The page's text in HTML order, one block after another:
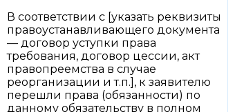
В соответствии с [указать реквизиты
правоустанавливающего документа
— договор уступки права
требования, договор цессии, акт
правопреемства в случае
реорганизации и т.п.], к заявителю
перешли права (обязанности) по
данному обязательству в полном